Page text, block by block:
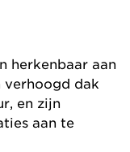
herkenbaar aan
verhoogd dak
en zijn
aan te